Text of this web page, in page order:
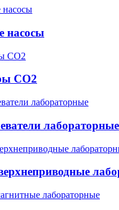
насосы
CO2
лабораторные